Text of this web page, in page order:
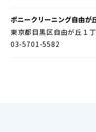
ポニークリーニング自由が
東京都目黒区自由が丘１
03-5701-5582